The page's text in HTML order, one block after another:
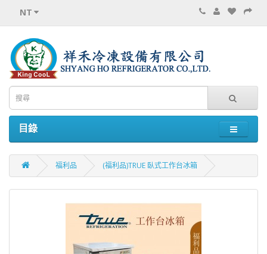
NT
目錄
福利品 (福利品)TRUE 臥式工作台冰箱